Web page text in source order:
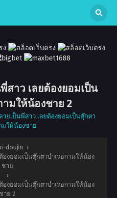
สาว เลยต้องยอมเป็น
มให้น้องชาย 2
ายเป็นพี่สาว เลยต้องยอมเป็นตุ๊กตา
มให้น้องชาย
doujin
›
องยอมเป็นตุ๊กตาบำเรอกามให้น้อง
ชาย
›
องยอมเป็นตุ๊กตาบำเรอกามให้น้อง
ชาย 2